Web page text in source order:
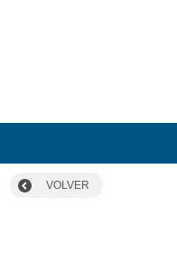
VOLVER